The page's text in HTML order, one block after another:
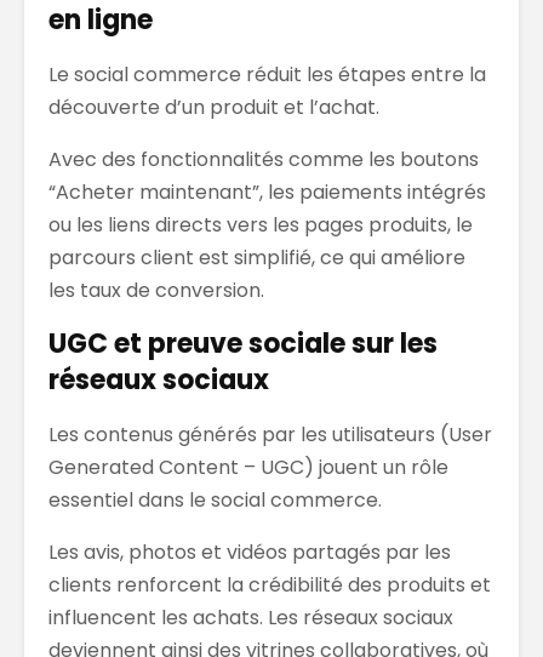
en ligne
Le social commerce réduit les étapes entre la
découverte d’un produit et l’achat.
Avec des fonctionnalités comme les boutons
“Acheter maintenant”, les paiements intégrés
ou les liens directs vers les pages produits, le
parcours client est simplifié, ce qui améliore
les taux de conversion.
UGC et preuve sociale sur les
réseaux sociaux
Les contenus générés par les utilisateurs (User
Generated Content – UGC) jouent un rôle
essentiel dans le social commerce.
Les avis, photos et vidéos partagés par les
clients renforcent la crédibilité des produits et
influencent les achats. Les réseaux sociaux
deviennent ainsi des vitrines collaboratives, où